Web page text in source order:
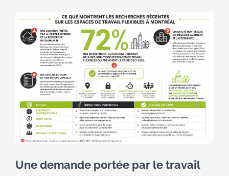
Une demande portée par le travail